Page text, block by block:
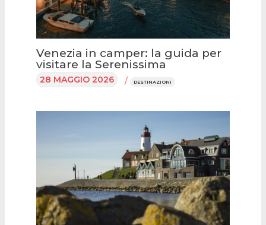
Venezia in camper: la guida per
visitare la Serenissima
28 MAGGIO 2026 / DESTINAZIONI